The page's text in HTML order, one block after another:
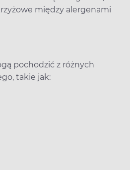
między alergenami
pochodzić z różnych
takie jak: